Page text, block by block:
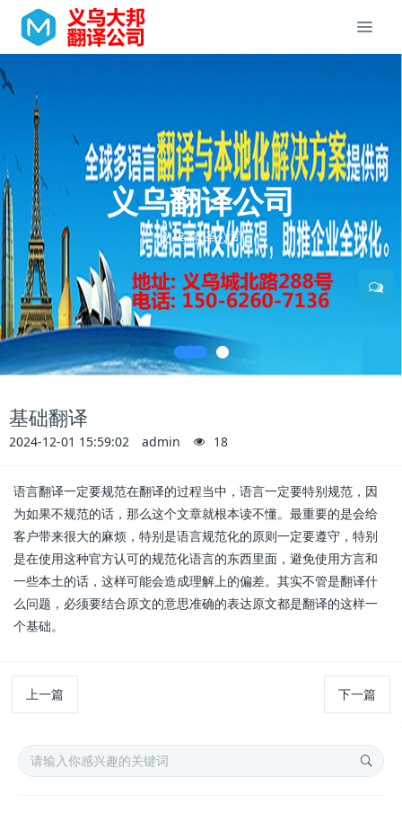
义乌翻译公司
义乌翻译公司
基础翻译
2024-12-01 15:59:02 admin 18
语言翻译一定要规范在翻译的过程当中，语言一定要特别规范，因
为如果不规范的话，那么这个文章就根本读不懂。最重要的是会给
客户带来很大的麻烦，特别是语言规范化的原则一定要遵守，特别
是在使用这种官方认可的规范化语言的东西里面，避免使用方言和
一些本土的话，这样可能会造成理解上的偏差。其实不管是翻译什
么问题，必须要结合原文的意思准确的表达原文都是翻译的这样一
个基础。
上一篇 下一篇